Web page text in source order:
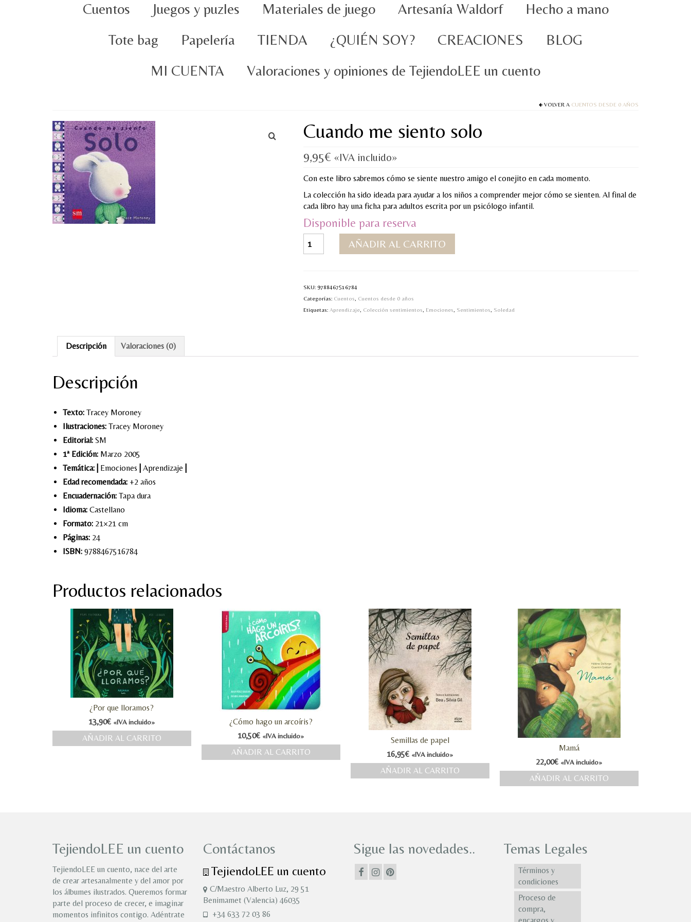
Cuentos Juegos y puzles Materiales de juego Artesanía Waldorf
Hecho a mano
Tote bag
Papelería TIENDA ¿QUIÉN SOY? CREACIONES
BLOG
MI CUENTA
Valoraciones y opiniones de TejiendoLEE un cuento
VOLVER A CUENTOS DESDE 0 AÑOS
Cuando me siento solo
9,95€ «IVA incluido»
Con este libro sabremos cómo se siente nuestro amigo el conejito en cada momento.
La colección ha sido ideada para ayudar a los niños a comprender mejor cómo se sienten. Al final de
cada libro hay una ficha para adultos escrita por un psicólogo infantil.
Disponible para reserva
me
cantidad
AÑADIR AL CARRITO
SKU: 9788467516784
Categorías: Cuentos
Cuentos desde 0 años
Etiquetas: Aprendizaje, Colección sentimientos Emociones Sentimientos Soledad
Descripción Valoraciones (0)
Descripción
Texto: Tracey Moroney
Ilustraciones: Tracey Moroney
Editorial: SM
1ª Edición: Marzo 2005
Temática:
Emociones Aprendizaje
Edad recomendada: +2 años
Encuadernación: Tapa dura
Idioma: Castellano
Formato: 21×21 cm
Páginas: 24
ISBN: 9788467516784
Productos relacionados
¿Por que lloramos?
13,90€ «IVA incluido»
AÑADIR AL CARRITO
¿Cómo hago un arcoíris?
10,50€ «IVA incluido»
AÑADIR AL CARRITO
Semillas de papel
16,95€ «IVA incluido»
AÑADIR AL CARRITO
Mamá
22,00€ «IVA incluido»
AÑADIR AL CARRITO
TejiendoLEE un cuento
TejiendoLEE un cuento, nace del arte
de crear artesanalmente y del amor por
los álbumes ilustrados. Queremos formar
parte del proceso de crecer, e imaginar
momentos infinitos contigo. Adéntrate
Contáctanos
TejiendoLEE un cuento
C/Maestro Alberto Luz, 29 51
Benimamet (Valencia) 46035
+34 633 72 03 86
Sigue las novedades.. Temas Legales
Términos y
condiciones
Proceso de
compra,